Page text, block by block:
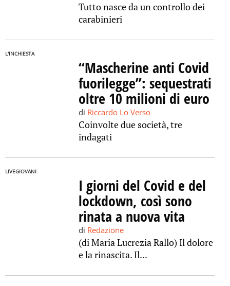
Tutto nasce da un controllo dei
carabinieri
L'INCHIESTA
“Mascherine anti Covid
fuorilegge”: sequestrati
oltre 10 milioni di euro
di Riccardo Lo Verso
Coinvolte due società, tre
indagati
LIVEGIOVANI
I giorni del Covid e del
lockdown, così sono
rinata a nuova vita
di Redazione
(di Maria Lucrezia Rallo) Il dolore
e la rinascita. Il...